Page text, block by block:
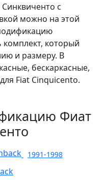
с
можно на этой
который
и размеру. В
бескаркасные,
Fiat Cinquicento.
Фиат
1991-1998